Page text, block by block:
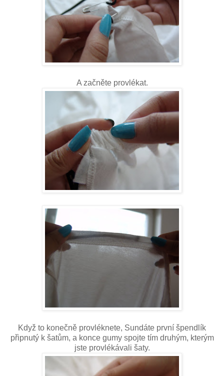
A začněte provlékat.
Když to konečně provléknete, Sundáte první špendlík
připnutý k šatům, a konce gumy spojte tím druhým, kterým
jste provlékávali šaty.